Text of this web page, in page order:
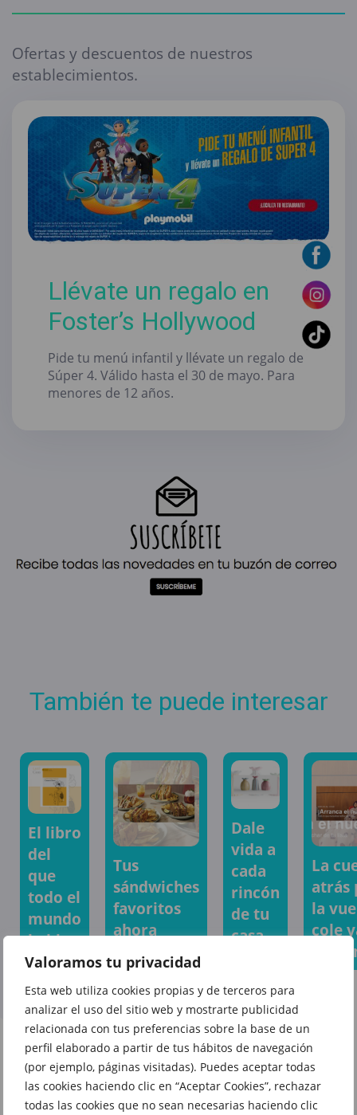
Valoramos tu privacidad
Esta web utiliza cookies propias y de terceros para
analizar el uso del sitio web y mostrarte publicidad
relacionada con tus preferencias sobre la base de un
perfil elaborado a partir de tus hábitos de navegación
(por ejemplo, páginas visitadas). Puedes aceptar todas
las cookies haciendo clic en “Aceptar Cookies”, rechazar
todas las cookies que no sean necesarias haciendo clic
Ofertas y descuentos de nuestros
establecimientos.
Llévate un regalo en
Foster’s Hollywood
Pide tu menú infantil y llévate un regalo de
Súper 4. Válido hasta el 30 de mayo. Para
menores de 12 años.
También te puede interesar
El libro
del
que
todo el
mundo
habla
ya te
espera
en La
Casa
del
Libro
Tus
sándwiches
favoritos
ahora
saben aún
mejor en
Vips
Dale
vida a
cada
rincón
de tu
casa
La
atrás
la
cole